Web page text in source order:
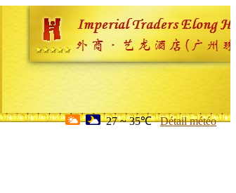
27 ~ 35℃ Détail météo